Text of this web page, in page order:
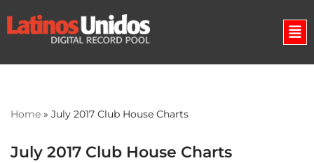
Skip
Home » July 2017 Club House Charts
July 2017 Club House Charts